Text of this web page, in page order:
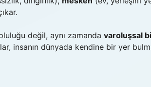
değil, aynı zamanda varoluşsal
insanın dünyada kendine bir yer